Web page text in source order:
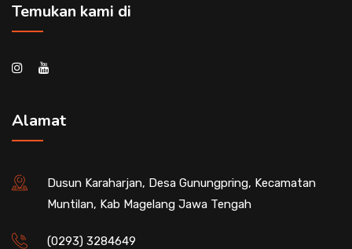
Temukan kami di
Alamat
Dusun Karaharjan, Desa Gunungpring, Kecamatan
Muntilan, Kab Magelang Jawa Tengah
(0293) 3284649